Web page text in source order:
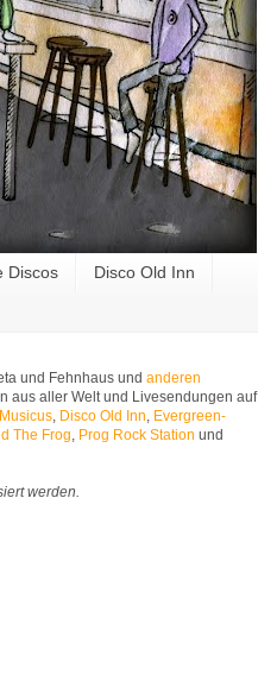
Discos Disco Old Inn
und Fehnhaus und anderen
aus aller Welt und Livesendungen auf
Disco Old Inn Evergreen-
The Frog Prog Rock Station und
werden.